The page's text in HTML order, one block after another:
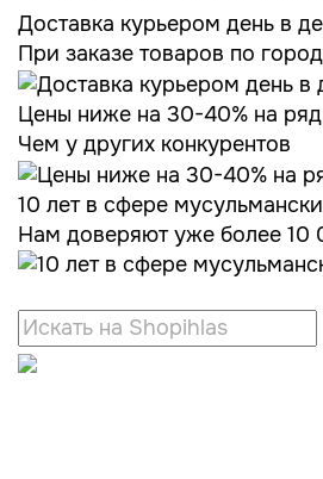
Доставка курьером день в
При заказе товаров по
Цены ниже на 30-40% на
Чем у других конкурентов
10 лет в сфере
Нам доверяют уже более 10